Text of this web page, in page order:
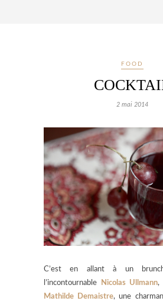
FOOD
2 mai 2014
C’est en allant à un
l’incontournable
Nicolas Ullmann,
Mathilde Demaistre, une